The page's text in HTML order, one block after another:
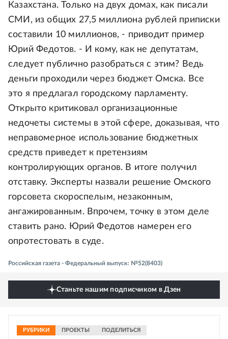
Казахстана. Только на двух домах, как писали
СМИ, из общих 27,5 миллиона рублей приписки
составили 10 миллионов, - приводит пример
Юрий Федотов. - И кому, как не депутатам,
следует публично разобраться с этим? Ведь
деньги проходили через бюджет Омска. Все
это я предлагал городскому парламенту.
Открыто критиковал организационные
недочеты системы в этой сфере, доказывая, что
неправомерное использование бюджетных
средств приведет к претензиям
контролирующих органов. В итоге получил
отставку. Эксперты назвали решение Омского
горсовета скороспелым, незаконным,
ангажированным. Впрочем, точку в этом деле
ставить рано. Юрий Федотов намерен его
опротестовать в суде.
Российская газета - Федеральный выпуск: №52(8403)
Станьте нашим подписчиком в Дзен
РУБРИКИ ПРОЕКТЫ ПОДЕЛИТЬСЯ